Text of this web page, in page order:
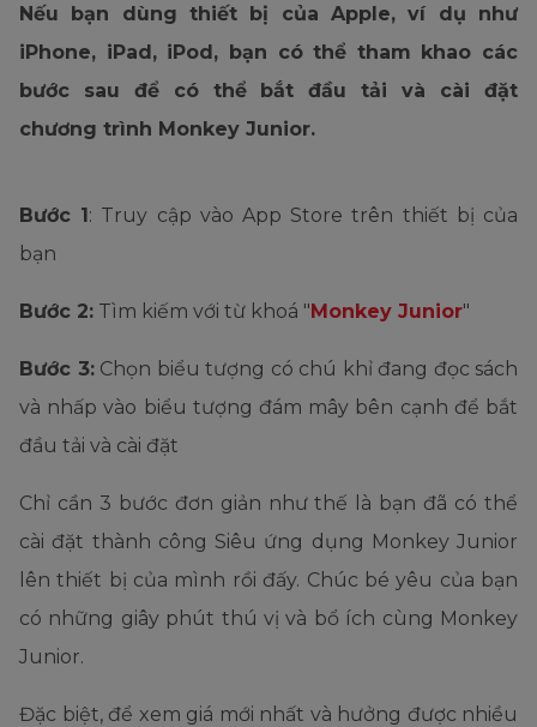
Nếu bạn dùng thiết bị của Apple, ví dụ như
iPhone, iPad, iPod, bạn có thể tham khao các
bước sau để có thể bắt đầu tải và cài đặt
chương trình Monkey Junior.
Bước 1: Truy cập vào App Store trên thiết bị của
bạn
Bước 2: Tìm kiếm với từ khoá "Monkey Junior"
Bước 3:Chọn biểu tượng có chú khỉ đang đọc sách
và nhấp vào biểu tượng đám mây bên cạnh để bắt
đầu tải và cài đặt
Chỉ cần 3 bước đơn giản như thế là bạn đã có thể
cài đặt thành công Siêu ứng dụng Monkey Junior
lên thiết bị của mình rồi đấy. Chúc bé yêu của bạn
có những giây phút thú vị và bổ ích cùng Monkey
Junior.
Đặc biệt, để xem giá mới nhất và hưởng được nhiều